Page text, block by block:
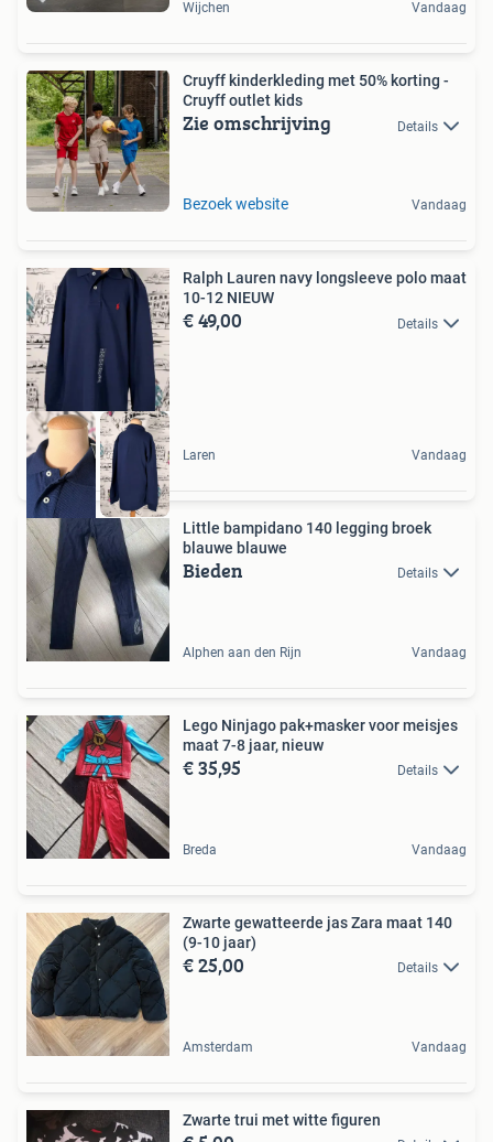
Wijchen Vandaag
Cruyff kinderkleding met 50% korting -
Cruyff outlet kids
Zie omschrijving Details
Bezoek website Vandaag
Ralph Lauren navy longsleeve polo maat
10-12 NIEUW
€ 49,00 Details
Laren Vandaag
Little bampidano 140 legging broek
blauwe blauwe
Bieden Details
Alphen aan den Rijn Vandaag
Lego Ninjago pak+masker voor meisjes
maat 7-8 jaar, nieuw
€ 35,95 Details
Breda Vandaag
Zwarte gewatteerde jas Zara maat 140
(9-10 jaar)
€ 25,00 Details
Amsterdam Vandaag
Zwarte trui met witte figuren